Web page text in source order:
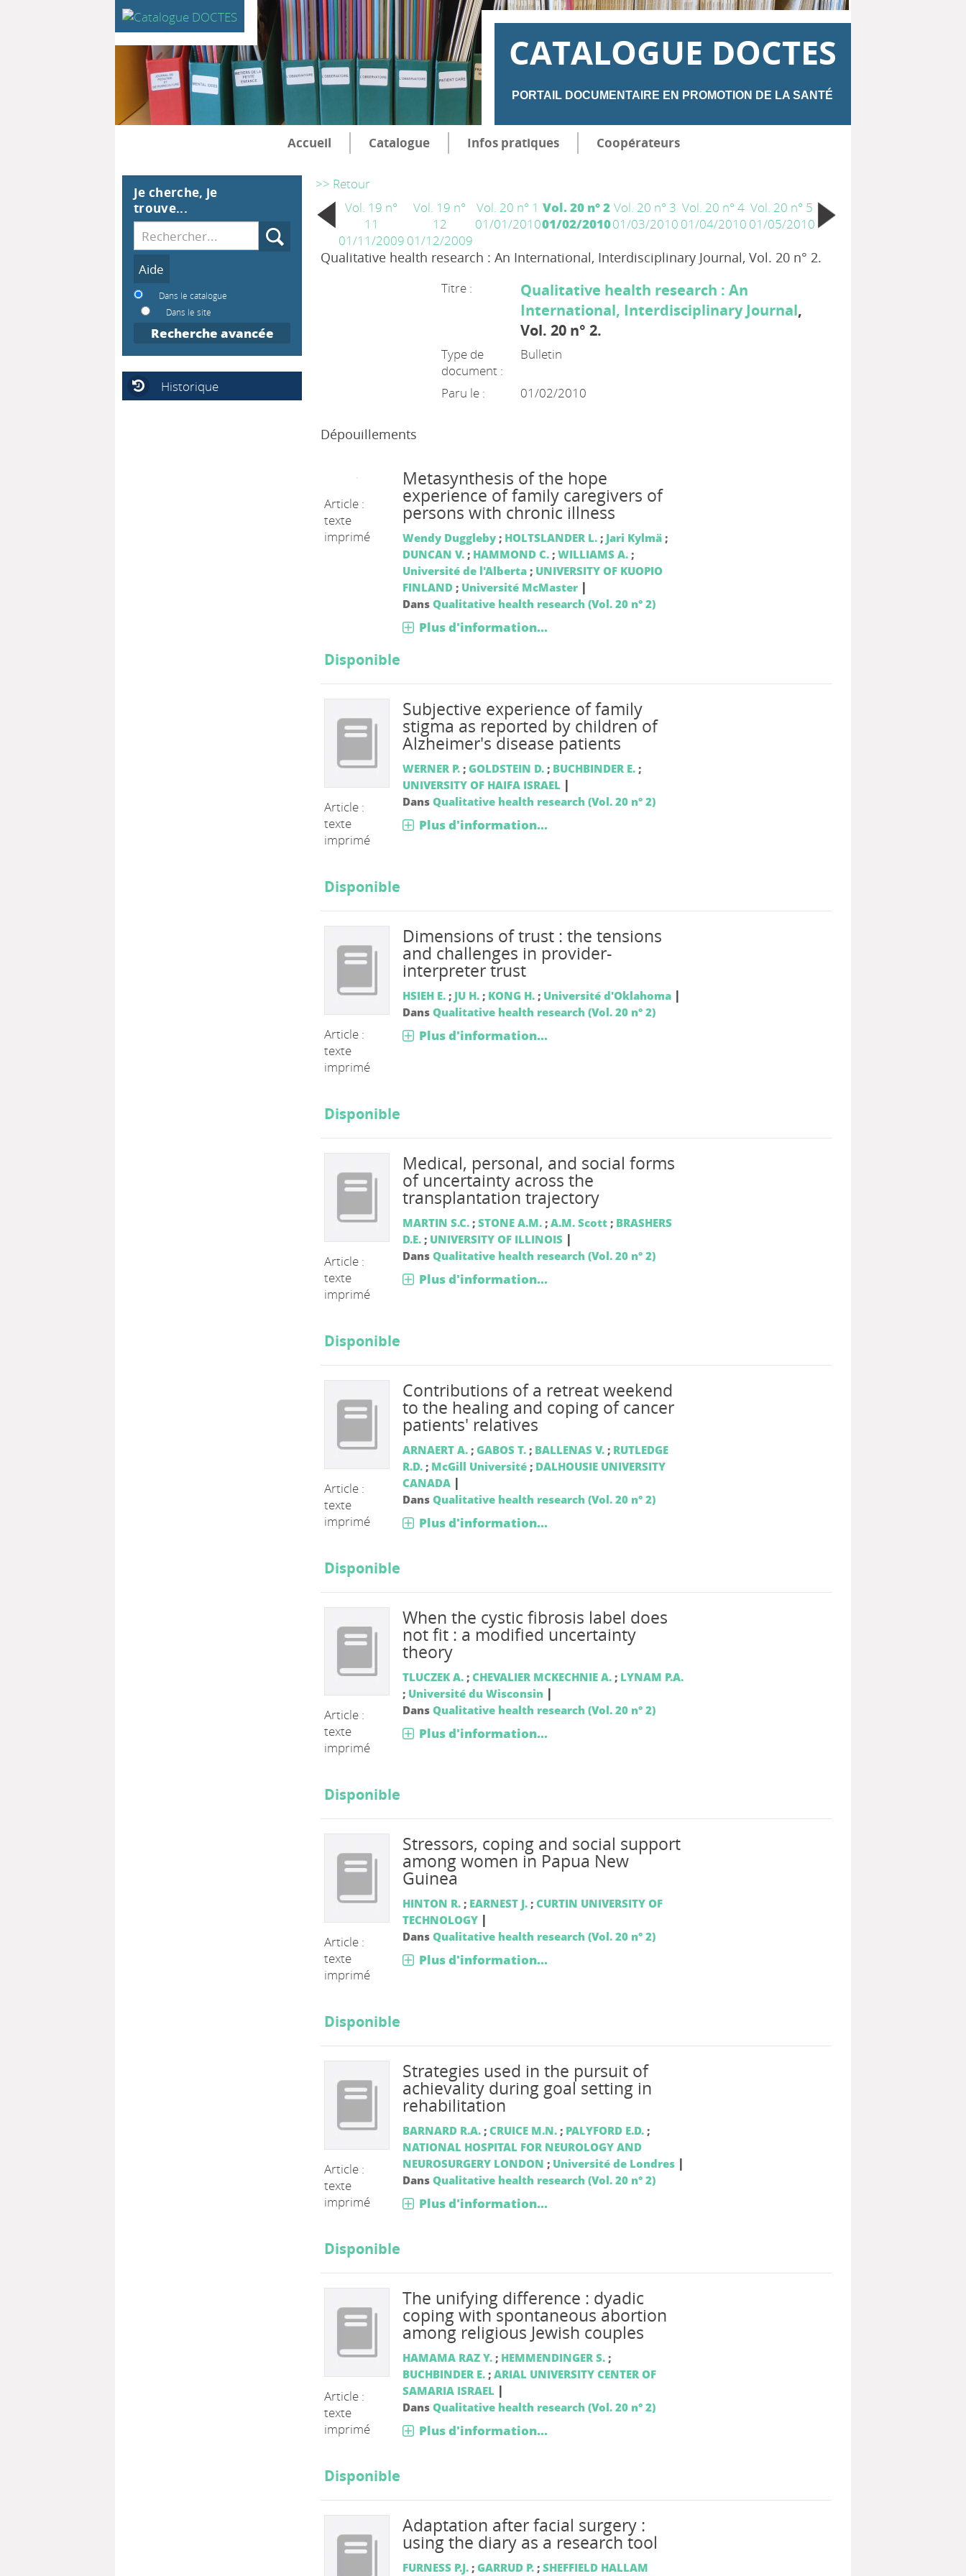
CATALOGUE DOCTES
PORTAIL DOCUMENTAIRE EN PROMOTION DE LA SANTÉ
Accueil Catalogue Infos pratiques Coopérateurs
>> Retour
Vol. 19 n°
11
01/11/2009
Vol. 19 n°
12
01/12/2009
Vol. 20 n° 1
01/01/2010
Vol. 20 n° 2
01/02/2010
Vol. 20 n° 3
01/03/2010
Vol. 20 n° 4
01/04/2010
Vol. 20 n° 5
01/05/2010
Qualitative health research : An International, Interdisciplinary Journal, Vol. 20 n° 2.
Titre :
Qualitative health research : An
International, Interdisciplinary Journal,
Vol. 20 n° 2.
Type de
document :
Bulletin
Paru le : 01/02/2010
Dépouillements
Article :
texte
imprimé
Metasynthesis of the hope
experience of family caregivers of
persons with chronic illness
Wendy Duggleby; HOLTSLANDER L.; Jari Kylmä;
DUNCAN V.; HAMMOND C.; WILLIAMS A.;
Université de l'Alberta; UNIVERSITY OF KUOPIO
FINLAND; Université McMaster |
Dans Qualitative health research (Vol. 20 n° 2)
Plus d'information...
Disponible
Article :
texte
imprimé
Subjective experience of family
stigma as reported by children of
Alzheimer's disease patients
WERNER P.; GOLDSTEIN D.; BUCHBINDER E.;
UNIVERSITY OF HAIFA ISRAEL |
Dans Qualitative health research (Vol. 20 n° 2)
Plus d'information...
Disponible
Article :
texte
imprimé
Dimensions of trust : the tensions
and challenges in provider-
interpreter trust
HSIEH E.; JU H.; KONG H.; Université d'Oklahoma |
Dans Qualitative health research (Vol. 20 n° 2)
Plus d'information...
Disponible
Article :
texte
imprimé
Medical, personal, and social forms
of uncertainty across the
transplantation trajectory
MARTIN S.C.; STONE A.M.; A.M. Scott; BRASHERS
D.E.; UNIVERSITY OF ILLINOIS |
Dans Qualitative health research (Vol. 20 n° 2)
Plus d'information...
Disponible
Article :
texte
imprimé
Contributions of a retreat weekend
to the healing and coping of cancer
patients' relatives
ARNAERT A.; GABOS T.; BALLENAS V.; RUTLEDGE
R.D.; McGill Université; DALHOUSIE UNIVERSITY
CANADA |
Dans Qualitative health research (Vol. 20 n° 2)
Plus d'information...
Disponible
Article :
texte
imprimé
When the cystic fibrosis label does
not fit : a modified uncertainty
theory
TLUCZEK A.; CHEVALIER MCKECHNIE A.; LYNAM P.A.
; Université du Wisconsin |
Dans Qualitative health research (Vol. 20 n° 2)
Plus d'information...
Disponible
Article :
texte
imprimé
Stressors, coping and social support
among women in Papua New
Guinea
HINTON R.; EARNEST J.; CURTIN UNIVERSITY OF
TECHNOLOGY |
Dans Qualitative health research (Vol. 20 n° 2)
Plus d'information...
Disponible
Article :
texte
imprimé
Strategies used in the pursuit of
achievality during goal setting in
rehabilitation
BARNARD R.A.; CRUICE M.N.; PALYFORD E.D.;
NATIONAL HOSPITAL FOR NEUROLOGY AND
NEUROSURGERY LONDON ; Université de Londres |
Dans Qualitative health research (Vol. 20 n° 2)
Plus d'information...
Disponible
Article :
texte
imprimé
The unifying difference : dyadic
coping with spontaneous abortion
among religious Jewish couples
HAMAMA RAZ Y.; HEMMENDINGER S.;
BUCHBINDER E.; ARIAL UNIVERSITY CENTER OF
SAMARIA ISRAEL |
Dans Qualitative health research (Vol. 20 n° 2)
Plus d'information...
Disponible
Adaptation after facial surgery :
using the diary as a research tool
FURNESS P.J.; GARRUD P.; SHEFFIELD HALLAM
Je cherche, je
trouve...
Recherche
Dans le catalogue
Dans le site
Recherche avancée
Historique